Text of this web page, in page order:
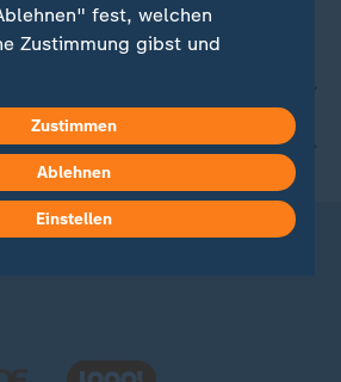
fest, welchen
Zustimmung gibst und
widerrufen oder ändern.
Impressum.
findest du in unserer
Zustimmen
Ablehnen
Einstellen